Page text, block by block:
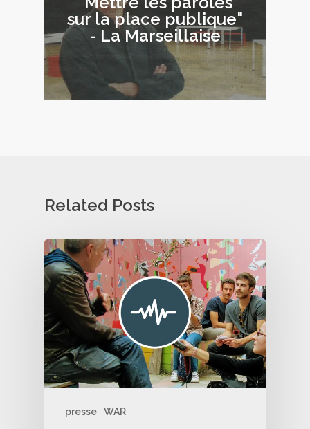
sur la place publique"
- La Marseillaise
Related Posts
presse WAR